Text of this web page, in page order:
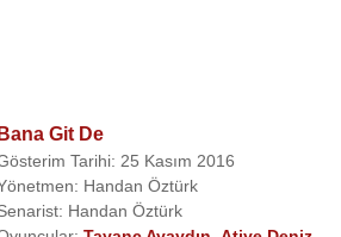
Git De
Tarihi: 25 Kasım 2016
Handan Öztürk
Handan Öztürk